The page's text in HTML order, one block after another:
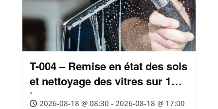
T-004 – Remise en état des sols
et nettoyage des vitres sur 1
jour2026-08-18 @ 08:30 - 2026-08-18 @ 17:00